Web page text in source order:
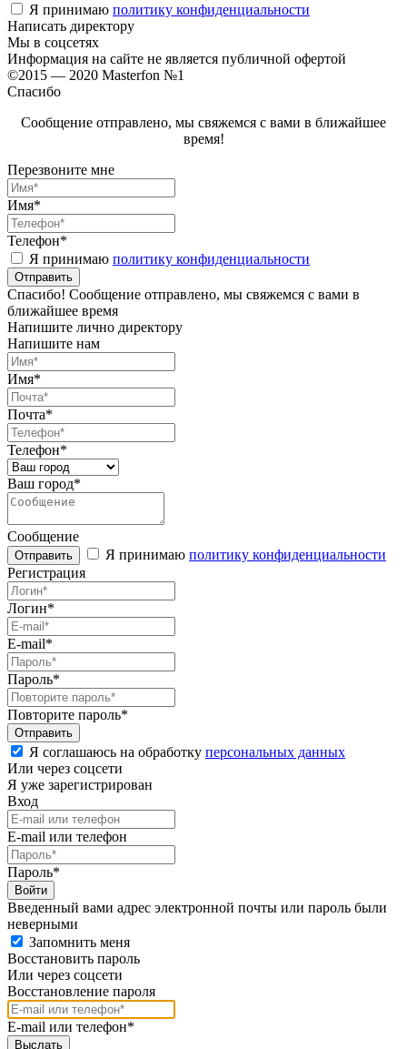
Я принимаю политику конфиденциальности
Написать директору
Мы в соцсетях
Информация на сайте не является публичной офертой
©2015 — 2020 Masterfon №1
Спасибо
Сообщение отправлено, мы свяжемся с вами в ближайшее
время!
Перезвоните мне
Имя*
Телефон*
Я принимаю политику конфиденциальности
Спасибо! Сообщение отправлено, мы свяжемся с вами в
ближайшее время
Напишите лично директору
Напишите нам
Имя*
Почта*
Телефон*
Ваш город*
Сообщение
Я принимаю политику конфиденциальности
Регистрация
Логин*
E-mail*
Пароль*
Повторите пароль*
Я соглашаюсь на обработку персональных данных
Или через соцсети
Я уже зарегистрирован
Вход
E-mail или телефон
Пароль*
Введенный вами адрес электронной почты или пароль были
неверными
Запомнить меня
Восстановить пароль
Или через соцсети
Восстановление пароля
E-mail или телефон*